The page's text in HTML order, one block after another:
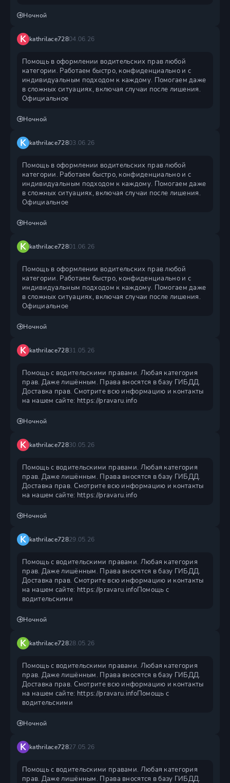
Ночной
K kathrilace72804.06.26
Помощь в оформлении водительских прав любой
категории. Работаем быстро, конфиденциально и с
индивидуальным подходом к каждому. Помогаем даже
в сложных ситуациях, включая случаи после лишения.
Официальное
Ночной
K kathrilace72803.06.26
Помощь в оформлении водительских прав любой
категории. Работаем быстро, конфиденциально и с
индивидуальным подходом к каждому. Помогаем даже
в сложных ситуациях, включая случаи после лишения.
Официальное
Ночной
K kathrilace72801.06.26
Помощь в оформлении водительских прав любой
категории. Работаем быстро, конфиденциально и с
индивидуальным подходом к каждому. Помогаем даже
в сложных ситуациях, включая случаи после лишения.
Официальное
Ночной
K kathrilace72831.05.26
Помощь с водительскими правами. Любая категория
прав. Даже лишённым. Права вносятся в базу ГИБДД.
Доставка прав. Смотрите всю информацию и контакты
на нашем сайте: https://pravaru.info
Ночной
K kathrilace72830.05.26
Помощь с водительскими правами. Любая категория
прав. Даже лишённым. Права вносятся в базу ГИБДД.
Доставка прав. Смотрите всю информацию и контакты
на нашем сайте: https://pravaru.info
Ночной
K kathrilace72829.05.26
Помощь с водительскими правами. Любая категория
прав. Даже лишённым. Права вносятся в базу ГИБДД.
Доставка прав. Смотрите всю информацию и контакты
на нашем сайте: https://pravaru.infoПомощь с
водительскими
Ночной
K kathrilace72828.05.26
Помощь с водительскими правами. Любая категория
прав. Даже лишённым. Права вносятся в базу ГИБДД.
Доставка прав. Смотрите всю информацию и контакты
на нашем сайте: https://pravaru.infoПомощь с
водительскими
Ночной
K kathrilace72827.05.26
Помощь с водительскими правами. Любая категория
прав. Даже лишённым. Права вносятся в базу ГИБДД.